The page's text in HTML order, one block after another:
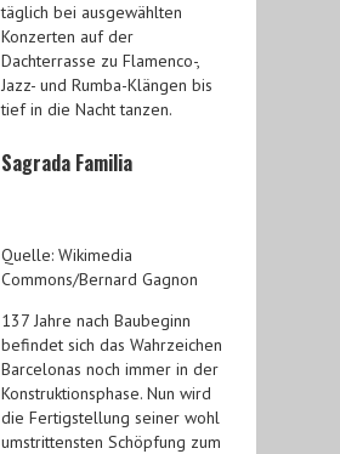
täglich bei ausgewählten
Konzerten auf der
Dachterrasse zu Flamenco-,
Jazz- und Rumba-Klängen bis
tief in die Nacht tanzen.
Sagrada Familia
Quelle: Wikimedia
Commons/Bernard Gagnon
137 Jahre nach Baubeginn
befindet sich das Wahrzeichen
Barcelonas noch immer in der
Konstruktionsphase. Nun wird
die Fertigstellung seiner wohl
umstrittensten Schöpfung zum